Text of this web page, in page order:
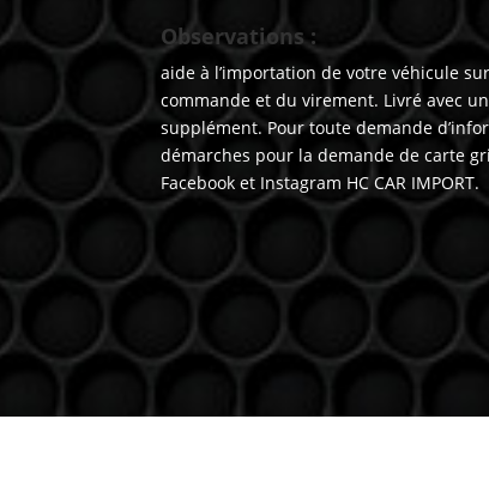
Observations :
aide à l’importation de votre véhicule
commande et du virement. Livré avec un
supplément. Pour toute demande
démarches pour la demande de carte
Facebook et Instagram HC CAR IMPORT.